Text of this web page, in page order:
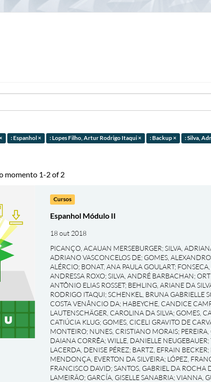
: Espanhol × : Lopes Filho, Artur Rodrigo Itaqui × : Backup × : Silva,
momento 1-2 of 2
Cursos
Espanhol Módulo II
18 out 2018
PICANÇO, ACAUAN MERSEBURGER;SILVA,
ADRIANO VASCONCELOS DE; GOMES,
ALÉRCIO; BONAT, ANA PAULA GOULART;
ANDRESSA ROXO;SILVA, ANDRÉ BARBACHAN;
ANTÔNIO ELIAS ROSSET; BEHLING, ARIANE DA
RODRIGO ITAQUI;SCHENKEL, BRUNA GABRIELLE
COSTA VENÂNCIO DA; HABEYCHE, CANDICE
LAUTENSCHÄGER, CAROLINA DA SILVA; GOMES,
CATIÚCIA KLUG; GOMES, CICELI GRAVITO DE
MONTEIRO; NUNES, CRISTIANO MORAIS;
DAIANA CORRÊA;WILLE, DANIELLE NEUGEBAUER;
LACERDA, DENISE PÉREZ; BARTZ, EFRAIN BECKER;
MENDONÇA, EVERTON DA SILVEIRA; LÓPEZ,
FRANCISCO DAVID;SANTOS, GABRIEL DA ROCHA
LAMEIRÃO; GARCÍA, GISELLE SANABRIA;VIANNA,